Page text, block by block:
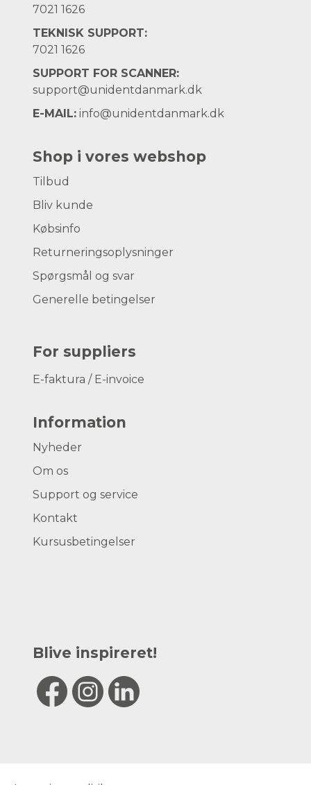
7021 1626
TEKNISK SUPPORT:
7021 1626
SUPPORT FOR SCANNER:
support@unidentdanmark.dk
E-MAIL: info@unidentdanmark.dk
Shop i vores webshop
Tilbud
Bliv kunde
Købsinfo
Returneringsoplysninger
Spørgsmål og svar
Generelle betingelser
For suppliers
E-faktura / E-invoice
Information
Nyheder
Om os
Support og service
Kontakt
Kursusbetingelser
Blive inspireret!